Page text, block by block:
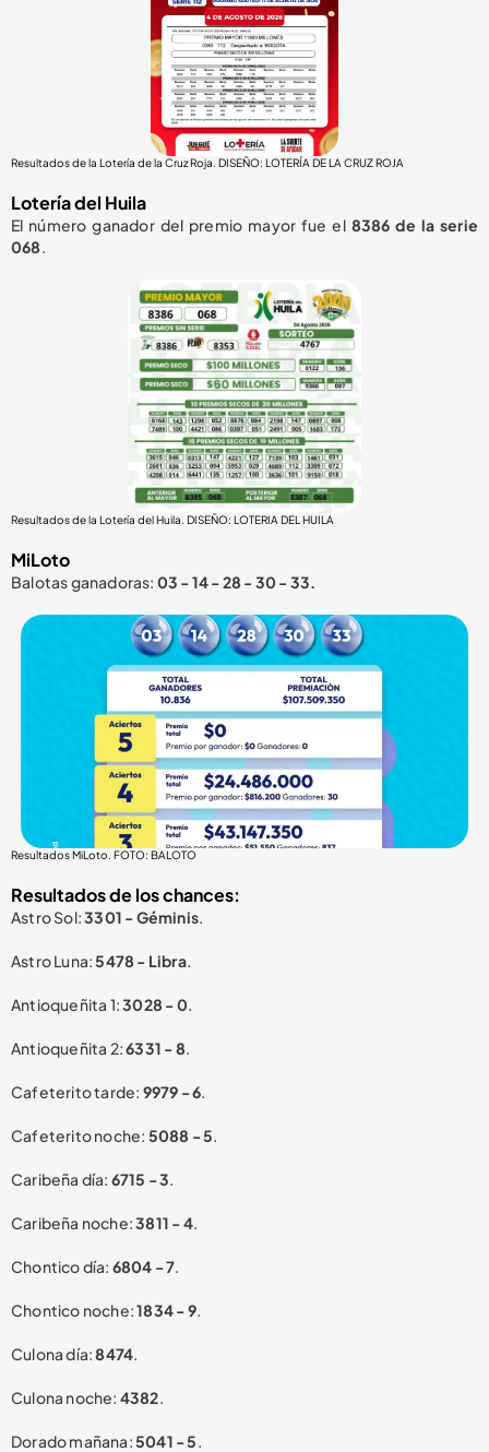
Resultados de la Lotería de la Cruz Roja. DISEÑO: LOTERÍA DE LA CRUZ ROJA
Lotería del Huila
El número ganador del premio mayor fue el 8386 de la serie
068
Resultados de la Lotería del Huila. DISEÑO: LOTERIA DEL HUILA
MiLoto
Balotas ganadoras: 03 - 14 - 28 - 30 - 33.
Resultados MiLoto. FOTO: BALOTO
Resultados de los chances:
Astro Sol:3301 - Géminis
Astro Luna:5478 - Libra.
Antioqueñita 1:3028 - 0
Antioqueñita 2:6331 - 8
Cafeterito tarde: 9979 - 6
Cafeterito noche: 5088 - 5
Caribeña día: 6715 - 3
Caribeña noche:3811 - 4.
Chontico día: 6804 - 7
Chontico noche:1834 - 9.
Culona día:8474
Culona noche: 4382
Dorado mañana:5041 - 5